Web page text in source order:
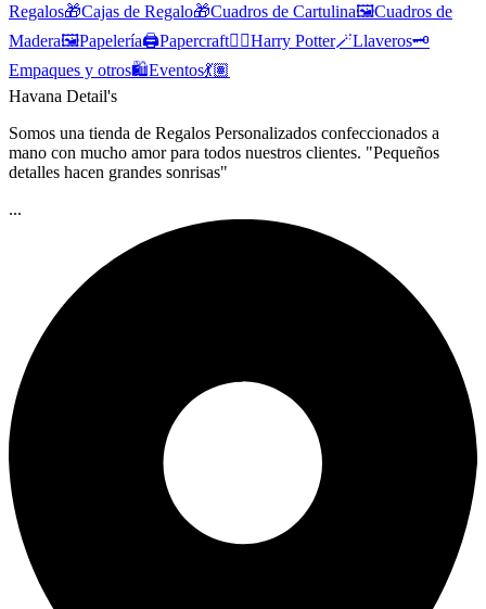
Regalos🎁Cajas de Regalo🎁Cuadros de Cartulina🖼️Cuadros de
Madera🖼️Papelería🖨️Papercraft🕴🏽Harry Potter🪄Llaveros🗝️
Empaques y otros🛍️Eventos💃🏽
Havana Detail's
Somos una tienda de Regalos Personalizados confeccionados a
mano con mucho amor para todos nuestros clientes. "Pequeños
detalles hacen grandes sonrisas"
...